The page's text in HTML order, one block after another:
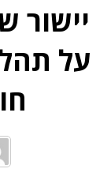
יישור
על